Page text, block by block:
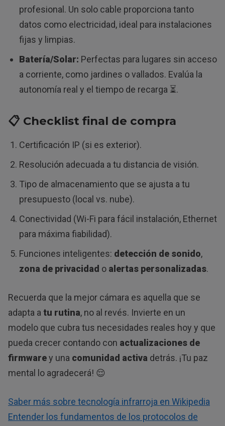
profesional. Un solo cable proporciona tanto
datos como electricidad, ideal para instalaciones
fijas y limpias.
Batería/Solar: Perfectas para lugares sin acceso
a corriente, como jardines o vallados. Evalúa la
autonomía real y el tiempo de recarga ⏳.
📋 Checklist final de compra
Certificación IP (si es exterior).
Resolución adecuada a tu distancia de visión.
Tipo de almacenamiento que se ajusta a tu
presupuesto (local vs. nube).
Conectividad (Wi-Fi para fácil instalación, Ethernet
para máxima fiabilidad).
Funciones inteligentes: detección de sonido,
zona de privacidad o alertas personalizadas.
Recuerda que la mejor cámara es aquella que se
adapta a tu rutina, no al revés. Invierte en un
modelo que cubra tus necesidades reales hoy y que
pueda crecer contando con actualizaciones de
firmwarey una comunidad activa detrás. ¡Tu paz
mental lo agradecerá! 😌
Saber más sobre tecnología infrarroja en Wikipedia
Entender los fundamentos de los protocolos de